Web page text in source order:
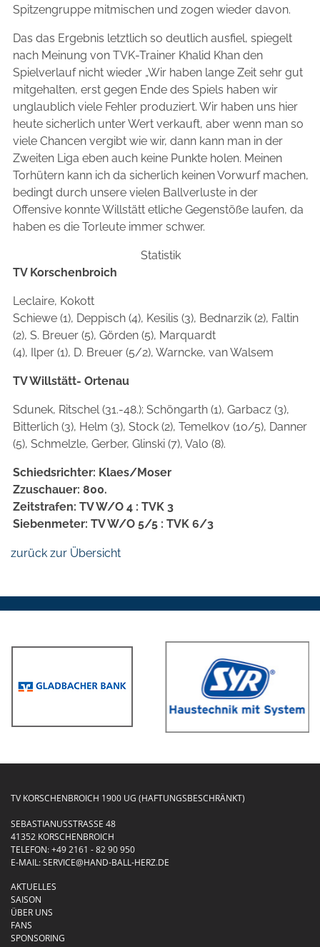
Spitzengruppe mitmischen und zogen wieder davon.
Das das Ergebnis letztlich so deutlich ausfiel, spiegelt
nach Meinung von TVK-Trainer Khalid Khan den
Spielverlauf nicht wieder „Wir haben lange Zeit sehr gut
mitgehalten, erst gegen Ende des Spiels haben wir
unglaublich viele Fehler produziert. Wir haben uns hier
heute sicherlich unter Wert verkauft, aber wenn man so
viele Chancen vergibt wie wir, dann kann man in der
Zweiten Liga eben auch keine Punkte holen. Meinen
Torhütern kann ich da sicherlich keinen Vorwurf machen,
bedingt durch unsere vielen Ballverluste in der
Offensive konnte Willstätt etliche Gegenstöße laufen, da
haben es die Torleute immer schwer.
Statistik
TV Korschenbroich
Leclaire, Kokott
Schiewe (1), Deppisch (4), Kesilis (3), Bednarzik (2), Faltin
(2), S. Breuer (5), Görden (5), Marquardt
(4), Ilper (1), D. Breuer (5/2), Warncke, van Walsem
TV Willstätt- Ortenau
Sdunek, Ritschel (31.-48.); Schöngarth (1), Garbacz (3),
Bitterlich (3), Helm (3), Stock (2), Temelkov (10/5), Danner
(5), Schmelzle, Gerber, Glinski (7), Valo (8).
Schiedsrichter: Klaes/Moser
Zzuschauer: 800.
Zeitstrafen: TV W/O 4 : TVK 3
Siebenmeter: TV W/O 5/5 : TVK 6/3
zurück zur Übersicht
TV KORSCHENBROICH 1900 UG (HAFTUNGSBESCHRÄNKT)
SEBASTIANUSSTRASSE 48
41352 KORSCHENBROICH
TELEFON:+49 2161 - 82 90 950
E-MAIL:SERVICE@HAND-BALL-HERZ.DE
AKTUELLES
SAISON
ÜBER UNS
FANS
SPONSORING